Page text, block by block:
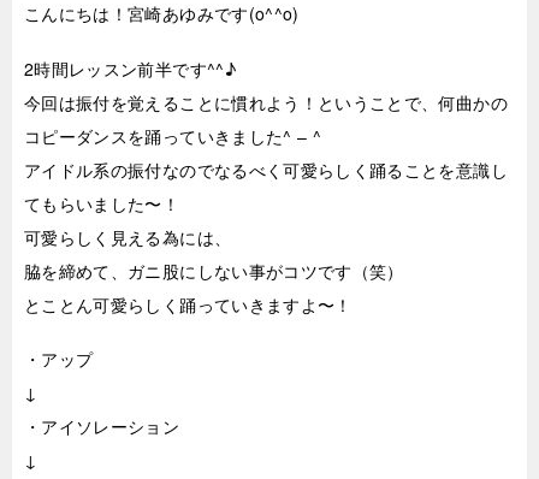
こんにちは！宮崎あゆみです(o^^o)
2時間レッスン前半です^^♪
今回は振付を覚えることに慣れよう！ということで、何曲かの
コピーダンスを踊っていきました^ – ^
アイドル系の振付なのでなるべく可愛らしく踊ることを意識し
てもらいました〜！
可愛らしく見える為には、
脇を締めて、ガニ股にしない事がコツです（笑）
とことん可愛らしく踊っていきますよ〜！
・アップ
↓
・アイソレーション
↓